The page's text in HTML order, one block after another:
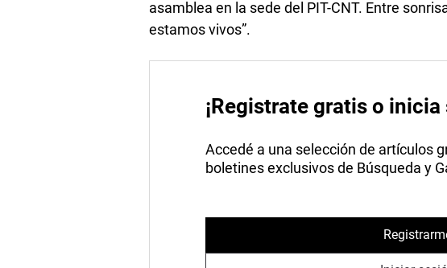
asamblea en la sede del PIT-CNT. Entre
estamos vivos”.
¡Registrate gratis o inicia
Accedé a una selección de artículos
boletines exclusivos de Búsqueda y